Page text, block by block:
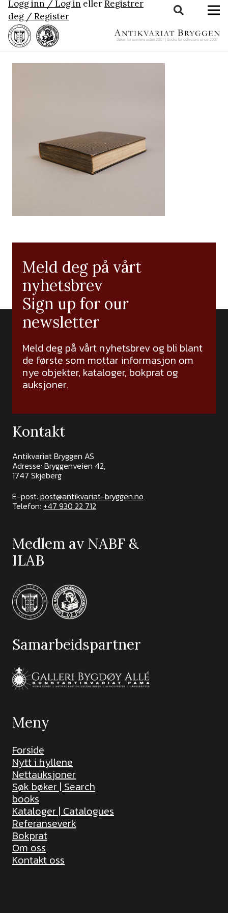
Logg inn / Log in ellerRegistrer
deg / Register
Meld deg på vårt
nyhetsbrev
Sign up for our
newsletter
Meld deg på vårt nyhetsbrev og bli blant
de første som mottar informasjon om
nye objekter, kataloger, bokprat og
auksjoner.
Kontakt
Antikvariat Bryggen AS
Adresse: Bryggenveien 42,
1747 Skjeberg
E-post: post@antikvariat-bryggen.no
Telefon: +47 930 22 712
Medlem av NABF &
ILAB
Samarbeidspartner
Meny
Forside
Nytt i hyllene
Nettauksjoner
Søk bøker | Search
books
Kataloger | Catalogues
Referanseverk
Bokprat
Om oss
Kontakt oss